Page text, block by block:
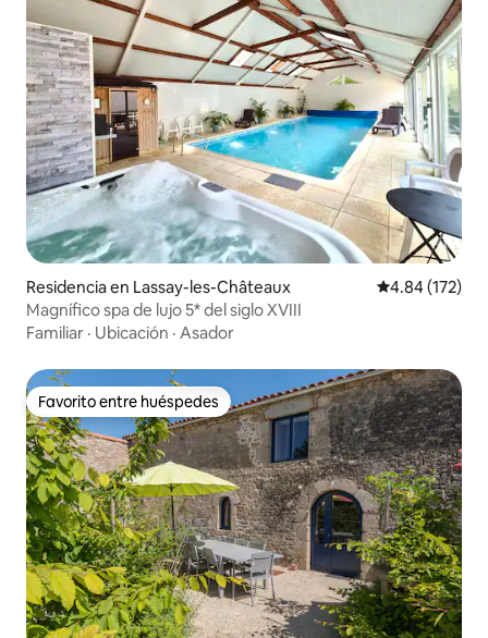
Residencia en Lassay-les-Châteaux Calificación
4.84 (172)
Magnífico spa de lujo 5* del siglo XVIII
Familiar · Ubicación · Asador
Favorito entre huéspedes
Favorito entre huéspedes